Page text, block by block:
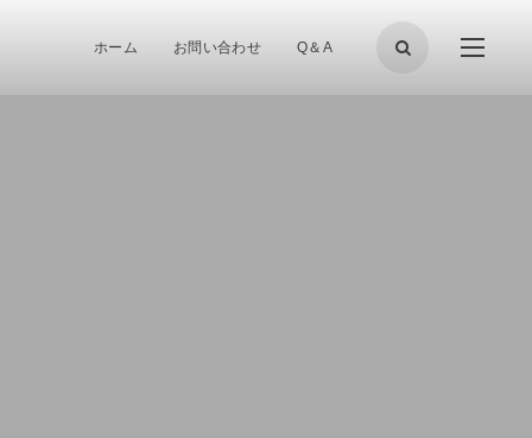
ホーム お問い合わせ Q＆A